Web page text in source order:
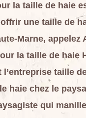
la taille de haie
une taille de
Marne, appelez
la taille de haie
taille
haie chez le
qui